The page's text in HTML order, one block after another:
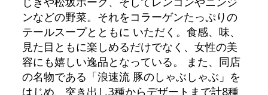
ンなどの野菜。それをコラーゲンたっぷりの
テールスープとともに いただく。食感、味、
見た目ともに楽しめるだけでなく、女性の美
容にも嬉しい逸品となっている。 また、同店
の名物である「浪速流 豚のしゃぶしゃぶ」を
はじめ、突き出し3種からデザートまで計8種